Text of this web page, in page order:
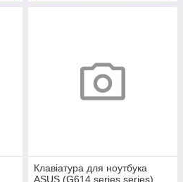
Клавіатура для ноутбука
ASUS (G614 series series)